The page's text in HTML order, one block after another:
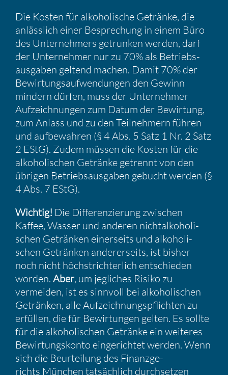
Die Kosten für alkoho­li­sche Getränke, die
anläss­lich einer Bespre­chung in einem Büro
des Unter­neh­mers getrunken werden, darf
der Unter­nehmer nur zu 70% als Betriebs­
aus­gaben geltend machen. Damit 70% der
Bewir­tungs­auf­wen­dungen den Gewinn
mindern dürfen, muss der Unter­nehmer
Aufzeich­nungen zum Datum der Bewir­tung,
zum Anlass und zu den Teilneh­mern führen
und aufbe­wahren (§ 4 Abs. 5 Satz 1 Nr. 2 Satz
2 EStG). Zudem müssen die Kosten für die
alkoho­li­schen Getränke getrennt von den
übrigen Betriebs­aus­gaben gebucht werden (§
4 Abs. 7 EStG).
Wichtig! Die Diffe­ren­zie­rung zwischen
Kaffee, Wasser und anderen nicht­al­ko­ho­li­
schen Getränken einer­seits und alkoho­li­
schen Getränken anderer­seits, ist bisher
noch nicht höchst­rich­ter­lich entschieden
worden. Aber, um jegli­ches Risiko zu
vermeiden, ist es sinnvoll bei alkoho­li­schen
Getränken, alle Aufzeich­nungs­pflichten zu
erfüllen, die für Bewir­tungen gelten. Es sollte
für die alkoho­li­schen Getränke ein weiteres
Bewir­tungs­konto einge­richtet werden. Wenn
sich die Beurtei­lung des Finanz­ge­
richts München tatsäch­lich durch­setzen